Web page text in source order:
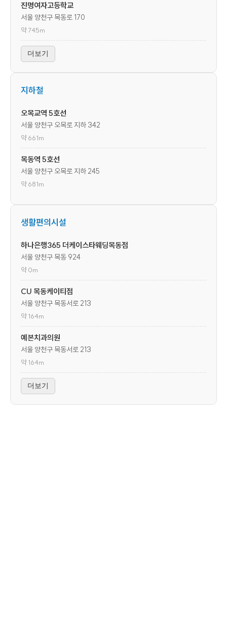
진명여자고등학교
서울 양천구 목동로 170
약 745m
더보기
지하철
오목교역 5호선
서울 양천구 오목로 지하 342
약 661m
목동역 5호선
서울 양천구 오목로 지하 245
약 681m
생활편의시설
하나은행365 더케이스타웨딩목동점
서울 양천구 목동 924
약 0m
CU 목동케이티점
서울 양천구 목동서로 213
약 164m
예본치과의원
서울 양천구 목동서로 213
약 164m
더보기